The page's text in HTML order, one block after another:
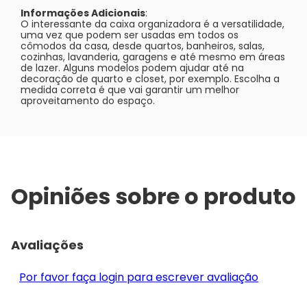
Informações Adicionais:
O interessante da caixa organizadora é a versatilidade,
uma vez que podem ser usadas em todos os
cômodos da casa, desde quartos, banheiros, salas,
cozinhas, lavanderia, garagens e até mesmo em áreas
de lazer. Alguns modelos podem ajudar até na
decoração de quarto e closet, por exemplo. Escolha a
medida correta é que vai garantir um melhor
aproveitamento do espaço.
Opiniões sobre o produto
Avaliações
Por favor faça login para escrever avaliação